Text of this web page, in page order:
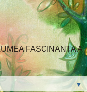
FASCINANTA A
▼